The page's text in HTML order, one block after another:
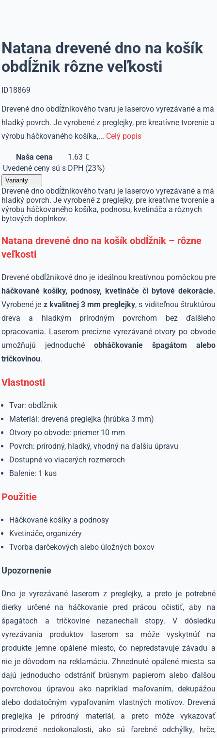
Natana drevené dno na košík
obdĺžnik rôzne veľkosti
ID18869
Drevené dno obdĺžnikového tvaru je laserovo vyrezávané a má
hladký povrch. Je vyrobené z preglejky, pre kreatívne tvorenie a
výrobu háčkovaného košíka,... Celý popis
Naša cena
1.63 €
Uvedené ceny sú s DPH (23%)
Varianty
Drevené dno obdĺžnikového tvaru je laserovo vyrezávané a má
hladký povrch. Je vyrobené z preglejky, pre kreatívne tvorenie a
výrobu háčkovaného košíka, podnosu, kvetináča a rôznych
bytových doplnkov.
Natana drevené dno na košík obdĺžnik – rôzne
veľkosti
Drevené obdĺžnikové dno je ideálnou kreatívnou pomôckou pre
háčkované košíky, podnosy, kvetináče či bytové dekorácie.
Vyrobené je z kvalitnej 3 mm preglejky, s viditeľnou štruktúrou
dreva a hladkým prírodným povrchom bez ďalšieho
opracovania. Laserom precízne vyrezávané otvory po obvode
umožňujú jednoduché obháčkovanie špagátom alebo
tričkovinou.
Vlastnosti
Tvar: obdĺžnik
Materiál: drevená preglejka (hrúbka 3 mm)
Otvory po obvode: priemer 10 mm
Povrch: prírodný, hladký, vhodný na ďalšiu úpravu
Dostupné vo viacerých rozmeroch
Balenie: 1 kus
Použitie
Háčkované košíky a podnosy
Kvetináče, organizéry
Tvorba darčekových alebo úložných boxov
Upozornenie
Dno je vyrezávané laserom z preglejky, a preto je potrebné
dierky určené na háčkovanie pred prácou očistiť, aby na
špagátoch a tričkovine nezanechali stopy. V dôsledku
vyrezávania produktov laserom sa môže vyskytnúť na
produkte jemne opálené miesto, čo nepredstavuje závadu a
nie je dôvodom na reklamáciu. Zhnednuté opálené miesta sa
dajú jednoducho odstrániť brúsnym papierom alebo ďalšou
povrchovou úpravou ako napríklad maľovaním, dekupážou
alebo dodatočným vypaľovaním vlastných motívov. Drevená
preglejka je prírodný materiál, a preto môže vykazovať
prirodzené nedokonalosti, ako sú farebné odchýlky, hrče,